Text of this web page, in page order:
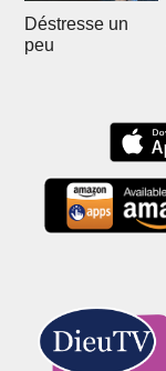
Déstresse un
peu